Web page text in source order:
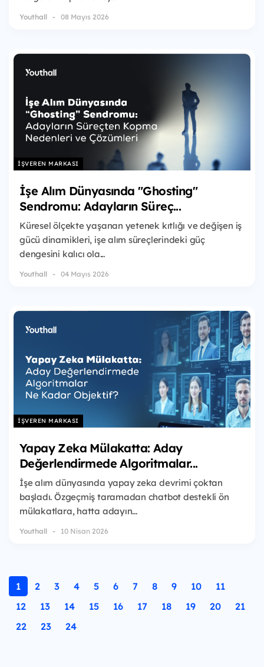
Youthall 08 Mayıs 2026
İŞVEREN MARKASI
İşe Alım Dünyasında "Ghosting"
Sendromu: Adayların Süreç...
Küresel ölçekte yaşanan yetenek kıtlığı ve değişen iş
gücü dinamikleri, işe alım süreçlerindeki güç
dengesini kalıcı ola...
Youthall 04 Mayıs 2026
İŞVEREN MARKASI
Yapay Zeka Mülakatta: Aday
Değerlendirmede Algoritmalar...
İşe alım dünyasında yapay zeka devrimi çoktan
başladı. Özgeçmiş taramadan chatbot destekli ön
mülakatlara, hatta adayın...
Youthall 10 Nisan 2026
1 2 3 4 5 6 7 8 9 10
11
12
13 14 15 16 17 18 19 20
21
22
23 24